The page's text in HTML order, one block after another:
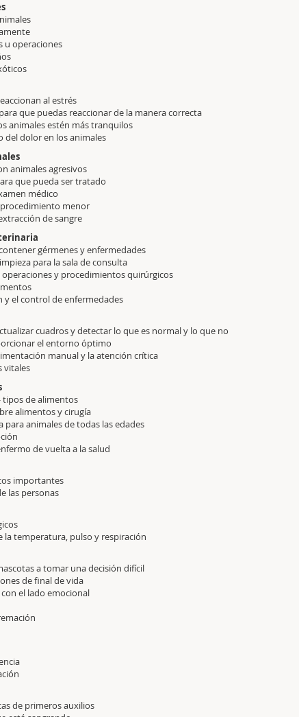
u operaciones
al estrés
que puedas reaccionar de la manera correcta
animales estén más tranquilos
del dolor en los animales
animales agresivos
que pueda ser tratado
médico
menor
de sangre
gérmenes y enfermedades
para la sala de consulta
y procedimientos quirúrgicos
y el control de enfermedades
cuadros y detectar lo que es normal y lo que no
el entorno óptimo
manual y la atención crítica
vitales
tipos de alimentos
alimentos y cirugía
para animales de todas las edades
de vuelta a la salud
importantes
las personas
temperatura, pulso y respiración
a tomar una decisión difícil
de final de vida
el lado emocional
de primeros auxilios